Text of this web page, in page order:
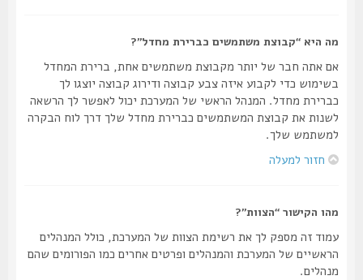
מה היא “קבוצת משתמשים כברירת מחדל”?
אם אתה חבר של יותר מקבוצת משתמשים אחת, ברירת המחדל
בשימוש כדי לקבוע איזה צבע קבוצה ודירוג קבוצה יוצגו לך
כברירת מחדל. המנהל הראשי של המערכת יכול לאפשר לך הרשאה
לשנות את קבוצת המשתמשים כברירת מחדל שלך דרך לוח הבקרה
למשתמש שלך.
חזור למעלה
מהו הקישור “הצוות”?
עמוד זה מספק לך את רשימת הצוות של המערכת, כולל המנהלים
הראשיים של המערכת והמנהלים ופרטים אחרים כמו הפורומים שהם
מנהלים.